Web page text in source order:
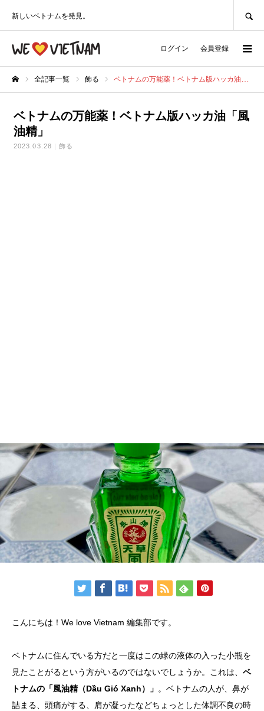
新しいベトナムを発見。
ログイン 会員登録
全記事一覧 飾る ベトナムの万能薬！ベトナム版ハッカ油「風油精」
ベトナムの万能薬！ベトナム版ハッカ油「風
油精」
2023.03.28 飾る
こんにちは！We love Vietnam 編集部です。
ベトナムに住んでいる方だと一度はこの緑の液体の入った小瓶を
見たことがるという方がいるのではないでしょうか。これは、 ベ
トナムの「風油精（Dầu Gió Xanh）」 。ベトナムの人が、鼻が
詰まる、頭痛がする、肩が凝ったなどちょっとした体調不良の時